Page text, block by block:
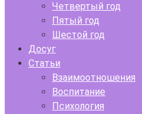
Четвертый год
Пятый год
Шестой год
Досуг
Статьи
Взаимоотношения
Воспитание
Психология